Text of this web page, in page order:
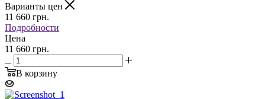
Варианты цен
11 660 грн.
Подробности
Цена
11 660 грн.
В корзину